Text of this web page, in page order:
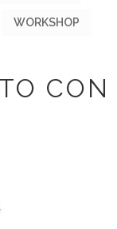
WORKSHOP
CON